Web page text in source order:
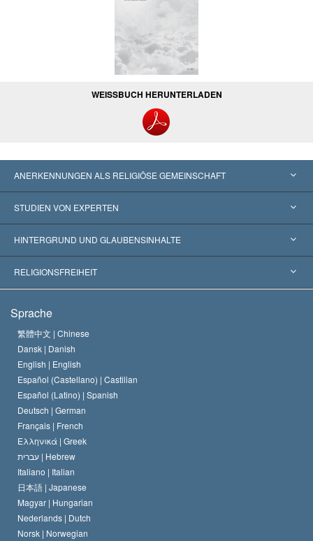
WEISSBUCH HERUNTERLADEN
ANERKENNUNGEN ALS RELIGIÖSE GEMEINSCHAFT
Vereinigte Staaten von Amerika
Weltweite Anerkennungen
Wegweisende Entscheidungen
STUDIEN VON EXPERTEN
Gutachten nach Kategorie
Die weltweit führenden Experten
HINTERGRUND UND GLAUBENSINHALTE
L. Ron Hubbard
Das Glaubensbekenntnis der Scientology Kirche
Der Kodex eines Scientologen
David Miscavige
RELIGIONSFREIHEIT
Internationale Menschenrechtsnormen
Eine öffentliche Erklärung über Religion
Sprache
繁體中文 | Chinese
Dansk | Danish
English | English
Español (Castellano) | Castilian
Español (Latino) | Spanish
Deutsch | German
Français | French
Ελληνικά | Greek
עברית | Hebrew
Italiano | Italian
日本語 | Japanese
Magyar | Hungarian
Nederlands | Dutch
Norsk | Norwegian